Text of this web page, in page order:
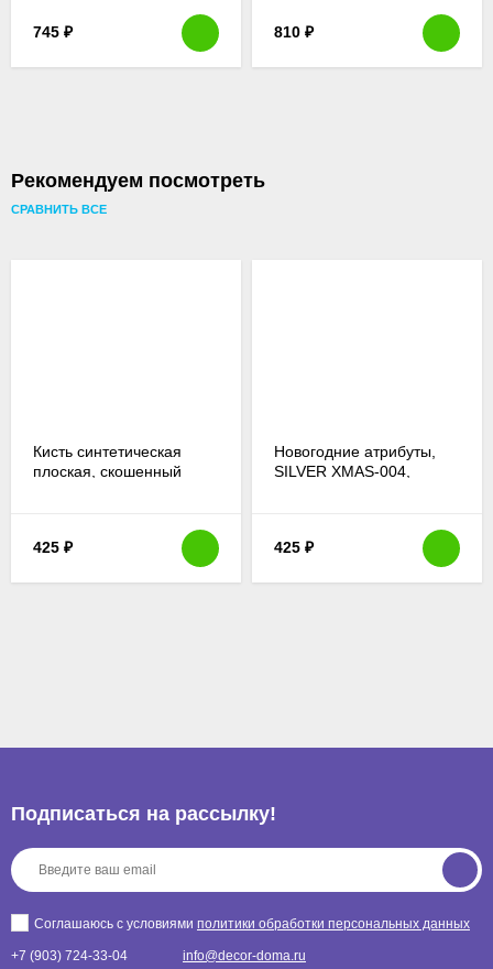
745 ₽ 810 ₽
Рекомендуем посмотреть
СРАВНИТЬ ВСЕ
Кисть синтетическая
плоская, скошенный
425 ₽
Новогодние атрибуты,
SILVER XMAS-004,
425 ₽
Подписаться на рассылкy!
Соглашаюсь с условиями политики обработки персональных данных
+7 (903) 724-33-04 info@decor-doma.ru